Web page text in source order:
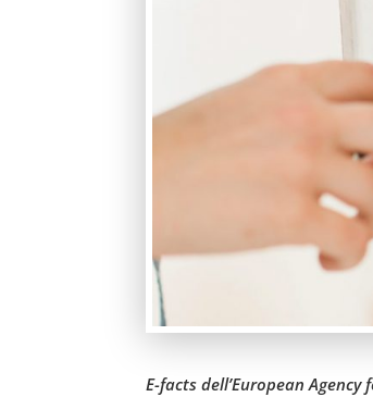
E-facts dell’European